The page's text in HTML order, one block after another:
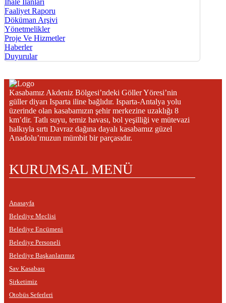
İhale İlanları
Faaliyet Raporu
Döküman Arşivi
Yönetmelikler
Proje Ve Hizmetler
Haberler
Duyurular
Kasabamız Akdeniz Bölgesi’ndeki Göller Yöresi’nin
güller diyarı Isparta iline bağlıdır. Isparta-Antalya yolu
üzerinde olan kasabamızın şehir merkezine uzaklığı 8
km’dir. Tatlı suyu, temiz havası, bol yeşilliği ve mütevazi
halkıyla sırtı Davraz dağına dayalı kasabamız güzel
Anadolu’muzun mümbit bir parçasıdır.
KURUMSAL MENÜ
Anasayfa
Belediye Meclisi
Belediye Encümeni
Belediye Personeli
Belediye Başkanlarımız
Sav Kasabası
Şirketimiz
Otobüs Seferleri